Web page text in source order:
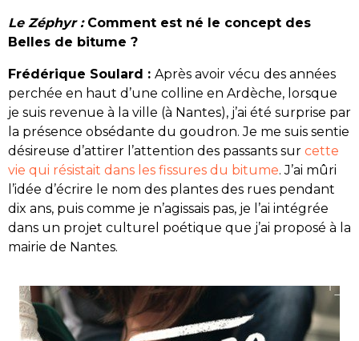
Le Zéphyr :Comment est né le concept des
Belles de bitume ?
Frédérique Soulard : Après avoir vécu des années
perchée en haut d’une colline en Ardèche, lorsque
je suis revenue à la ville (à Nantes), j’ai été surprise par
la présence obsédante du goudron. Je me suis sentie
désireuse d’attirer l’attention des passants sur cette
vie qui résistait dans les fissures du bitume. J’ai mûri
l’idée d’écrire le nom des plantes des rues pendant
dix ans, puis comme je n’agissais pas, je l’ai intégrée
dans un projet culturel poétique que j’ai proposé à la
mairie de Nantes.